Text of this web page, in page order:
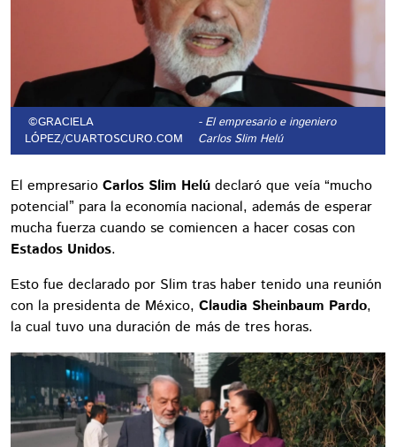
©GRACIELA
LÓPEZ/CUARTOSCURO.COM
- El empresario e ingeniero
Carlos Slim Helú
El empresario Carlos Slim Helú declaró que veía “mucho
potencial” para la economía nacional, además de esperar
mucha fuerza cuando se comiencen a hacer cosas con
Estados Unidos.
Esto fue declarado por Slim tras haber tenido una reunión
con la presidenta de México, Claudia Sheinbaum Pardo,
la cual tuvo una duración de más de tres horas.